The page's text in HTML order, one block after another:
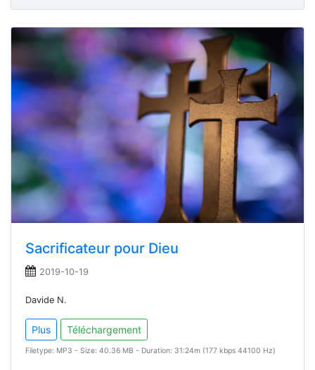
Sacrificateur pour Dieu
2019-10-19
Davide N.
Plus Téléchargement
Filetype: MP3 - Size: 40.36 MB - Duration: 31:24m (177 kbps 44100 Hz)